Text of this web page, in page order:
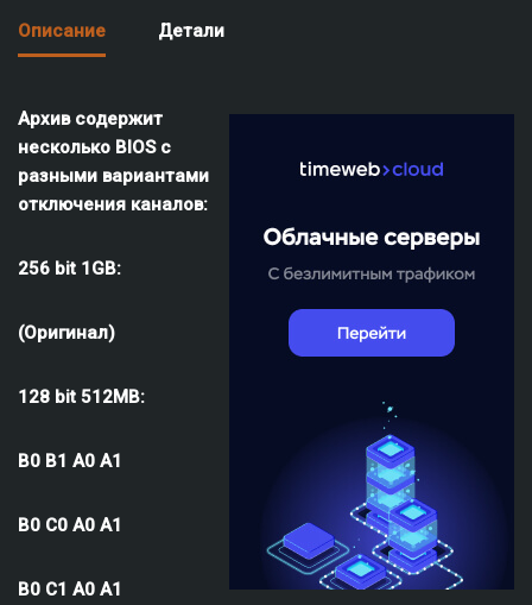
Описание Детали
Архив содержит
несколько BIOS с
разными вариантами
отключения каналов:
256 bit 1GB:
(Оригинал)
128 bit 512MB:
B0 B1 A0 A1
B0 C0 A0 A1
B0 C1 A0 A1